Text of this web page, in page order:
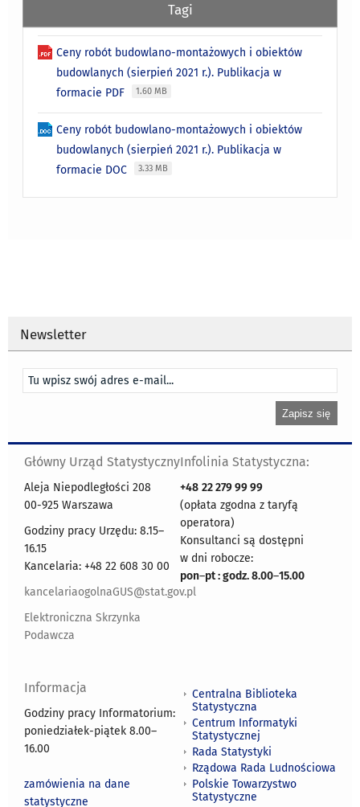
Tagi
Ceny robót budowlano-montażowych i obiektów
budowlanych (sierpień 2021 r.). Publikacja w
formacie PDF
1.60 MB
Ceny robót budowlano-montażowych i obiektów
budowlanych (sierpień 2021 r.). Publikacja w
formacie DOC
3.33 MB
Newsletter
Główny Urząd Statystyczny
Aleja Niepodległości 208
00-925 Warszawa
Godziny pracy Urzędu: 8.15–
16.15
Kancelaria: +48 22 608 30 00
kancelariaogolnaGUS@stat.gov.pl
Elektroniczna Skrzynka
Podawcza
Infolinia Statystyczna:
+48 22 279 99 99
(opłata zgodna z taryfą
operatora)
Konsultanci są dostępni
w dni robocze:
pon–pt : godz. 8.00–15.00
Informacja
Godziny pracy Informatorium:
poniedziałek-piątek 8.00–
16.00
zamówienia na dane
statystyczne
Centralna Biblioteka
Statystyczna
Centrum Informatyki
Statystycznej
Rada Statystyki
Rządowa Rada Ludnościowa
Polskie Towarzystwo
Statystyczne